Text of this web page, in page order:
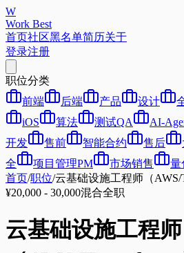
W
Work Best
首页社区黑名单简历关于
登录注册
职位分类
前端
后端 产品 设计
iOS
算法 测试QA AI-
开发
售前 智能合约 售后
全
项目管理PM 市场销售 量
首页/职位/云基础设施工程师（AWS/
¥20,000 - 30,000混合全职
云基础设施工程师